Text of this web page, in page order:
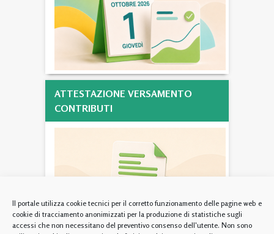
Il portale utilizza cookie tecnici per il corretto funzionamento delle pagine web e
cookie di tracciamento anonimizzati per la produzione di statistiche sugli
accessi che non necessitano del preventivo consenso dell'utente. Non sono
ATTESTAZIONE VERSAMENTO
CONTRIBUTI